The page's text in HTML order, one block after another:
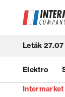
Leták
Elektro
Intermarket